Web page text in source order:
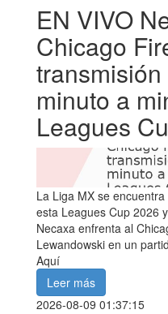
EN VIVO
Chicago
minuto a
Leagues
La Liga MX se
esta Leagues Cup 2026
Necaxa enfrenta al
Lewandowski en un
Aquí
Leer más
2026-08-09 01:37:15